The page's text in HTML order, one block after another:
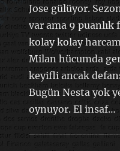
Jose gülüyor.
var ama 9 puanlık
kolay kolay
Milan hücumda
keyifli ancak
Bugün Nesta yok
oynuyor. El insaf…